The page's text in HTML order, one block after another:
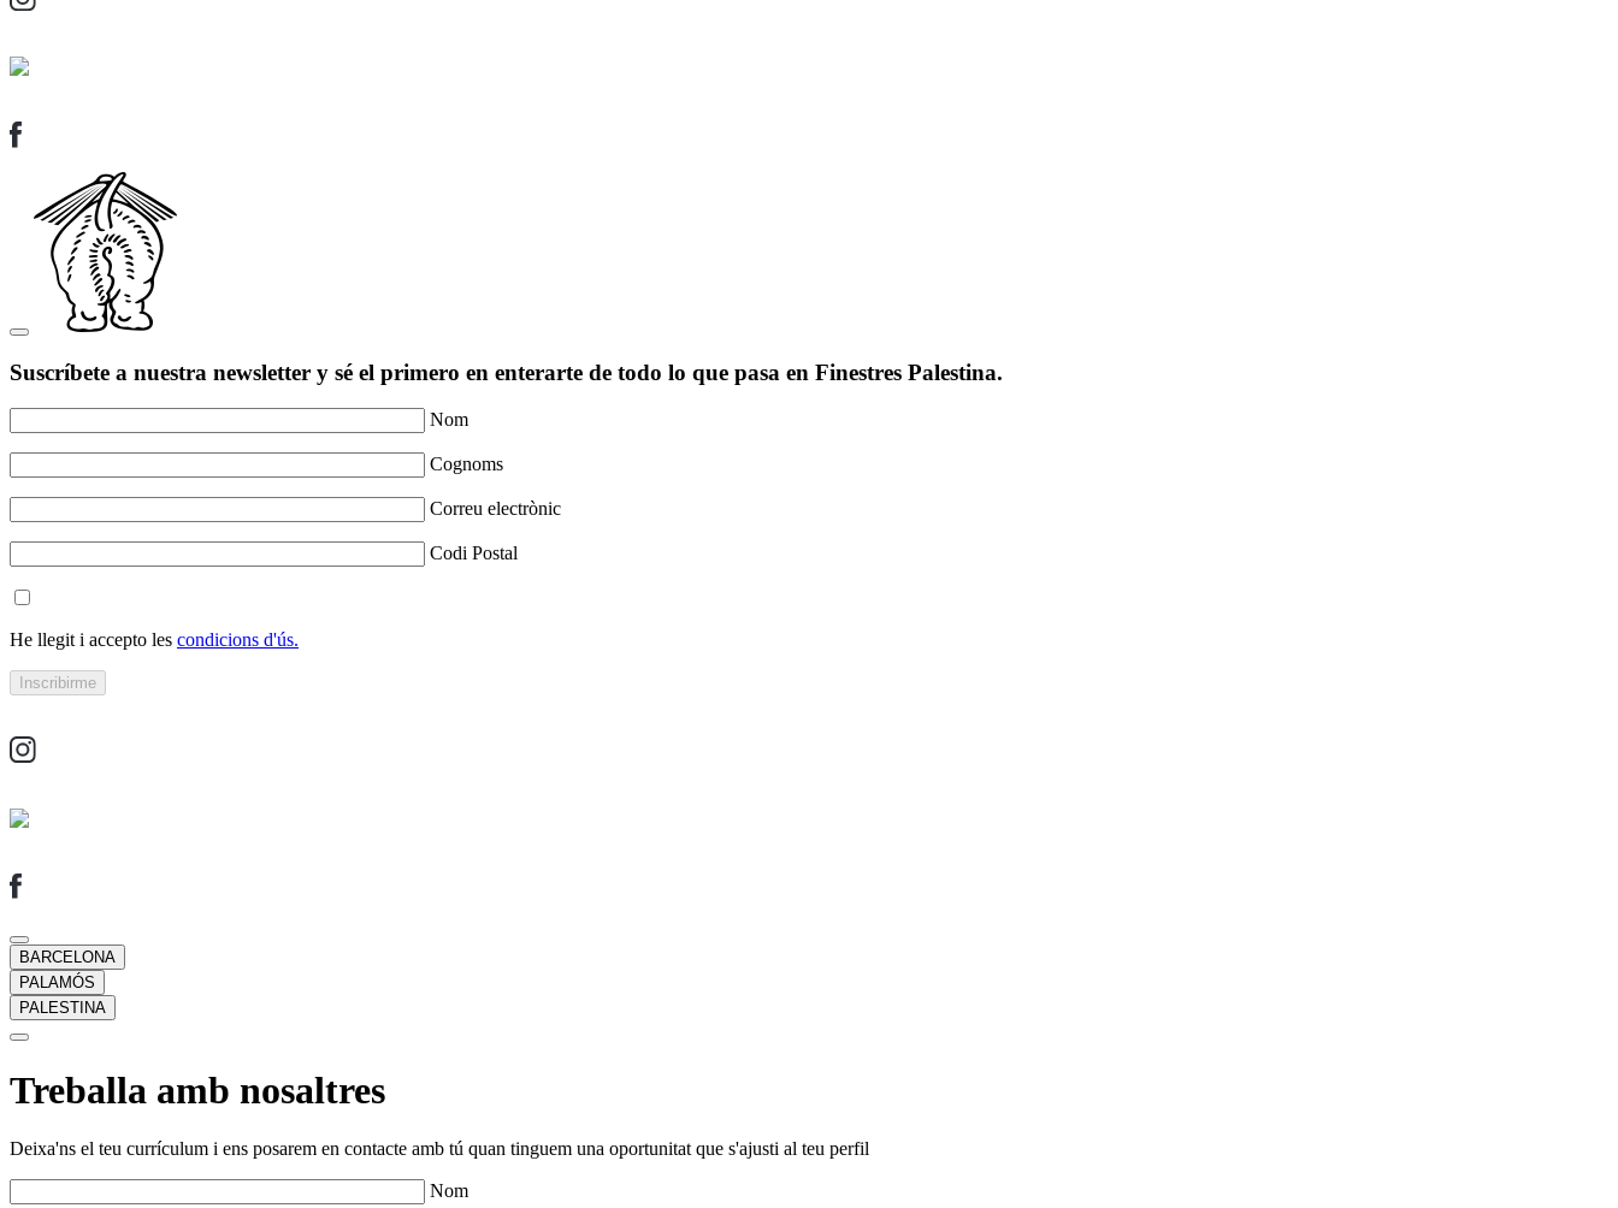
Suscríbete a nuestra newsletter y sé el primero en enterarte de todo lo que pasa en Finestres Palestina.
Nom
Cognoms
Correu electrònic
Codi Postal
He llegit i accepto les condicions d'ús.
BARCELONA
PALAMÓS
PALESTINA
Treballa amb nosaltres
Deixa'ns el teu currículum i ens posarem en contacte amb tú quan tinguem una oportunitat que s'ajusti al teu perfil
Nom